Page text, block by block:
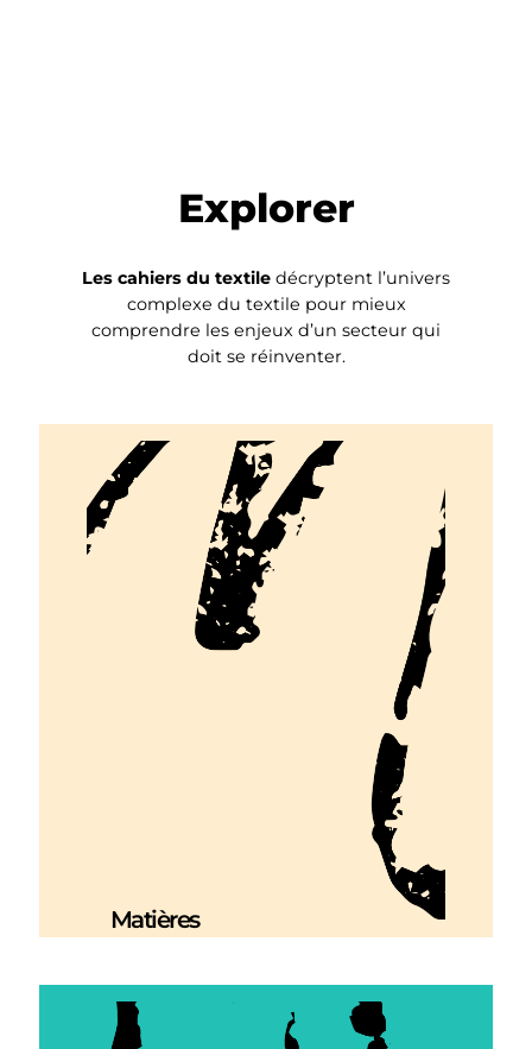
Explorer
Les cahiers du textile décryptent l’univers
complexe du textile pour mieux
comprendre les enjeux d’un secteur qui
doit se réinventer.
Matières